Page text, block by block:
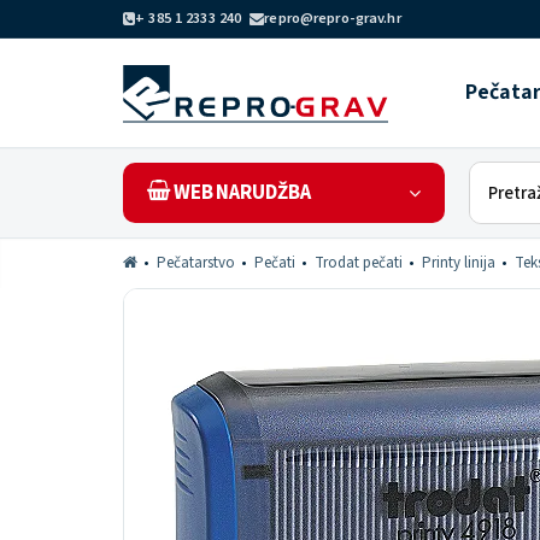
+ 385 1 2333 240 repro@repro-grav.hr
WEB NARUDŽBA
Pečatarstvo Pečati Trodat pečati Printy linija